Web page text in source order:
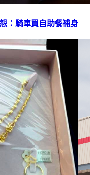
：騎車買自助餐補身